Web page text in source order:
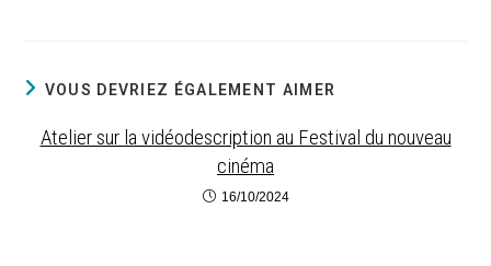
VOUS DEVRIEZ ÉGALEMENT AIMER
Atelier sur la vidéodescription au Festival du nouveau
cinéma
16/10/2024